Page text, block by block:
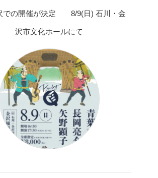
での開催が決定 8/9(日) 石川・金
沢市文化ホールにて